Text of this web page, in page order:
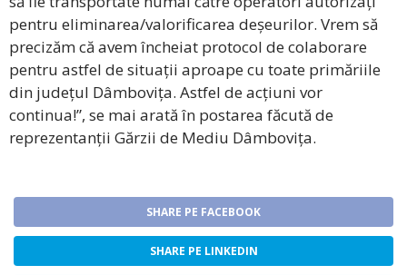
pentru eliminarea/valorificarea deșeurilor. Vrem să
precizăm că avem încheiat protocol de colaborare
pentru astfel de situații aproape cu toate primăriile
din județul Dâmbovița. Astfel de acțiuni vor
continua!”, se mai arată în postarea făcută de
reprezentanții Gărzii de Mediu Dâmbovița.
SHARE PE FACEBOOK
SHARE PE LINKEDIN